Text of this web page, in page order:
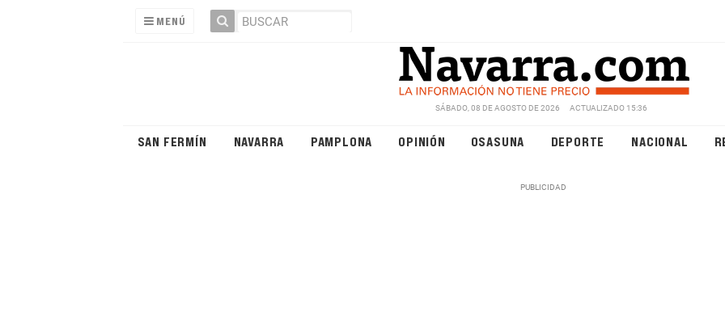
MENÚ
SÁBADO, 08 DE AGOSTO DE 2026 ACTUALIZADO 15:36
SAN FERMÍN NAVARRA PAMPLONA OPINIÓN OSASUNA DEPORTE NACIONAL